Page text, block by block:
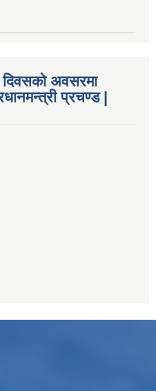
दिवसको अवसरमा
प्रचण्ड |